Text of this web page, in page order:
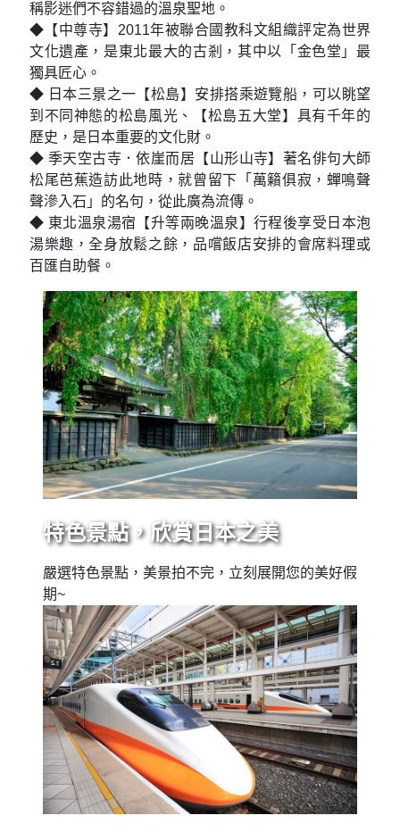
稱影迷們不容錯過的溫泉聖地。
◆【中尊寺】2011年被聯合國教科文組織評定為世界
文化遺產，是東北最大的古剎，其中以「金色堂」最
獨具匠心。
◆ 日本三景之一【松島】安排搭乘遊覽船，可以眺望
到不同神態的松島風光、【松島五大堂】具有千年的
歷史，是日本重要的文化財。
◆ 季天空古寺．依崖而居【山形山寺】著名俳句大師
松尾芭蕉造訪此地時，就曾留下「萬籟俱寂，蟬鳴聲
聲滲入石」的名句，從此廣為流傳。
◆ 東北溫泉湯宿【升等兩晚溫泉】行程後享受日本泡
湯樂趣，全身放鬆之餘，品嚐飯店安排的會席料理或
百匯自助餐。
特色景點，欣賞日本之美
嚴選特色景點，美景拍不完，立刻展開您的美好假
期~